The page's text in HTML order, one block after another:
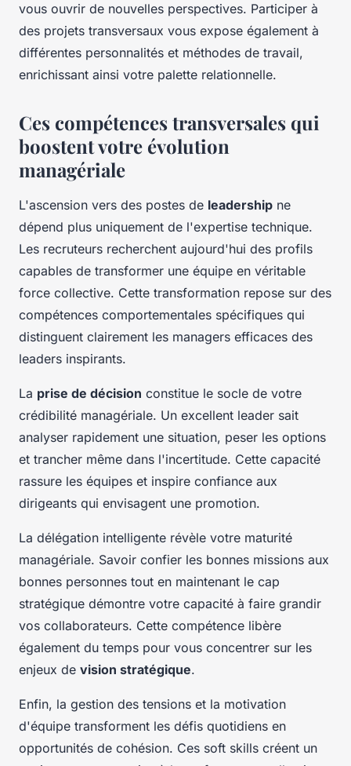
vous ouvrir de nouvelles perspectives. Participer à
des projets transversaux vous expose également à
différentes personnalités et méthodes de travail,
enrichissant ainsi votre palette relationnelle.
Ces compétences transversales qui
boostent votre évolution
managériale
L'ascension vers des postes de leadership ne
dépend plus uniquement de l'expertise technique.
Les recruteurs recherchent aujourd'hui des profils
capables de transformer une équipe en véritable
force collective. Cette transformation repose sur des
compétences comportementales spécifiques qui
distinguent clairement les managers efficaces des
leaders inspirants.
La prise de décision constitue le socle de votre
crédibilité managériale. Un excellent leader sait
analyser rapidement une situation, peser les options
et trancher même dans l'incertitude. Cette capacité
rassure les équipes et inspire confiance aux
dirigeants qui envisagent une promotion.
La délégation intelligente révèle votre maturité
managériale. Savoir confier les bonnes missions aux
bonnes personnes tout en maintenant le cap
stratégique démontre votre capacité à faire grandir
vos collaborateurs. Cette compétence libère
également du temps pour vous concentrer sur les
enjeux de vision stratégique.
Enfin, la gestion des tensions et la motivation
d'équipe transforment les défis quotidiens en
opportunités de cohésion. Ces soft skills créent un